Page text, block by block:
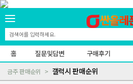
홈 질문및답변 구매후기
금주 판매순위 갤럭시 판매순위